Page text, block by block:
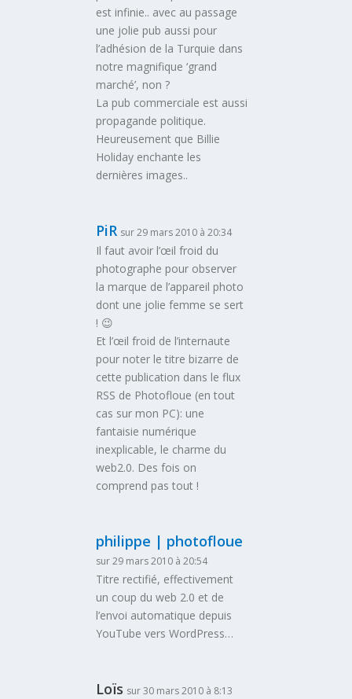
est infinie.. avec au passage
une jolie pub aussi pour
l’adhésion de la Turquie dans
notre magnifique ‘grand
marché’, non ?
La pub commerciale est aussi
propagande politique.
Heureusement que Billie
Holiday enchante les
dernières images..
PiR sur 29 mars 2010 à 20:34
Il faut avoir l’œil froid du
photographe pour observer
la marque de l’appareil photo
dont une jolie femme se sert
! 😉
Et l’œil froid de l’internaute
pour noter le titre bizarre de
cette publication dans le flux
RSS de Photofloue (en tout
cas sur mon PC): une
fantaisie numérique
inexplicable, le charme du
web2.0. Des fois on
comprend pas tout !
philippe | photofloue
sur 29 mars 2010 à 20:54
Titre rectifié, effectivement
un coup du web 2.0 et de
l’envoi automatique depuis
YouTube vers WordPress…
Loïs sur 30 mars 2010 à 8:13